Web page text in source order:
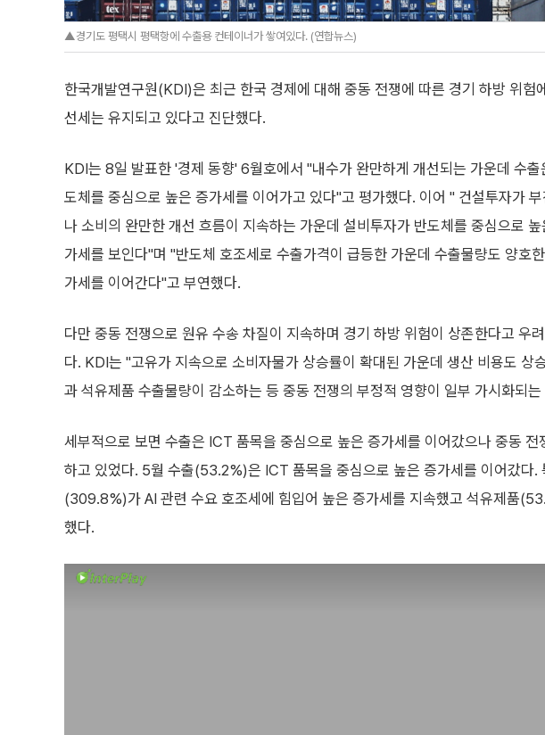
▲경기도 평택시 평택항에 수출용 컨테이너가 쌓여있다. (연합뉴스)
한국개발연구원(KDI)은 최근 한국 경제에 대해 중동 전쟁에 따른 경기 하방 위험
선세는 유지되고 있다고 진단했다.
KDI는 8일 발표한 '경제 동향' 6월호에서 "내수가 완만하게 개선되는 가운데 수출
도체를 중심으로 높은 증가세를 이어가고 있다"고 평가했다. 이어 " 건설투자가
나 소비의 완만한 개선 흐름이 지속하는 가운데 설비투자가 반도체를 중심으로 높
가세를 보인다"며 "반도체 호조세로 수출가격이 급등한 가운데 수출물량도 양호
가세를 이어간다"고 부연했다.
다만 중동 전쟁으로 원유 수송 차질이 지속하며 경기 하방 위험이 상존한다고 우
다. KDI는 "고유가 지속으로 소비자물가 상승률이 확대된 가운데 생산 비용도 상
과 석유제품 수출물량이 감소하는 등 중동 전쟁의 부정적 영향이 일부 가시화되
세부적으로 보면 수출은 ICT 품목을 중심으로 높은 증가세를 이어갔으나 중동
하고 있었다. 5월 수출(53.2%)은 ICT 품목을 중심으로 높은 증가세를 이어갔다.
(309.8%)가 AI 관련 수요 호조세에 힘입어 높은 증가세를 지속했고 석유제품
했다.